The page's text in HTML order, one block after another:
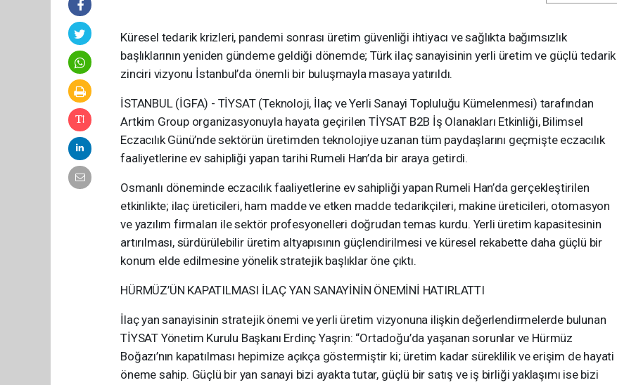
Küresel tedarik krizleri, pandemi sonrası üretim güvenliği ihtiyacı ve sağlıkta bağımsızlık
başlıklarının yeniden gündeme geldiği dönemde; Türk ilaç sanayisinin yerli üretim ve güçlü tedarik
zinciri vizyonu İstanbul’da önemli bir buluşmayla masaya yatırıldı.
İSTANBUL (İGFA) - TİYSAT (Teknoloji, İlaç ve Yerli Sanayi Topluluğu Kümelenmesi) tarafından
Artkim Group organizasyonuyla hayata geçirilen TİYSAT B2B İş Olanakları Etkinliği, Bilimsel
Eczacılık Günü’nde sektörün üretimden teknolojiye uzanan tüm paydaşlarını geçmişte eczacılık
faaliyetlerine ev sahipliği yapan tarihi Rumeli Han’da bir araya getirdi.
Osmanlı döneminde eczacılık faaliyetlerine ev sahipliği yapan Rumeli Han’da gerçekleştirilen
etkinlikte; ilaç üreticileri, ham madde ve etken madde tedarikçileri, makine üreticileri, otomasyon
ve yazılım firmaları ile sektör profesyonelleri doğrudan temas kurdu. Yerli üretim kapasitesinin
artırılması, sürdürülebilir üretim altyapısının güçlendirilmesi ve küresel rekabette daha güçlü bir
konum elde edilmesine yönelik stratejik başlıklar öne çıktı.
HÜRMÜZ’ÜN KAPATILMASI İLAÇ YAN SANAYİNİN ÖNEMİNİ HATIRLATTI
İlaç yan sanayisinin stratejik önemi ve yerli üretim vizyonuna ilişkin değerlendirmelerde bulunan
TİYSAT Yönetim Kurulu Başkanı Erdinç Yaşrin: “Ortadoğu’da yaşanan sorunlar ve Hürmüz
Boğazı’nın kapatılması hepimize açıkça göstermiştir ki; üretim kadar süreklilik ve erişim de hayati
öneme sahip. Güçlü bir yan sanayi bizi ayakta tutar, güçlü bir satış ve iş birliği yaklaşımı ise bizi